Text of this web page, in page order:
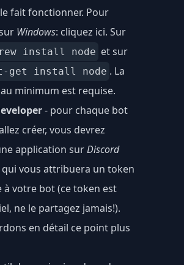
fait fonctionner. Pour
Windows: cliquez ici. Sur
install node et sur
get install node . La
au minimum est requise.
- pour chaque bot
créer, vous devrez
application surDiscord
qui vous attribuera un token
à votre bot (ce token est
ne le partagez jamais!).
en détail ce point plus